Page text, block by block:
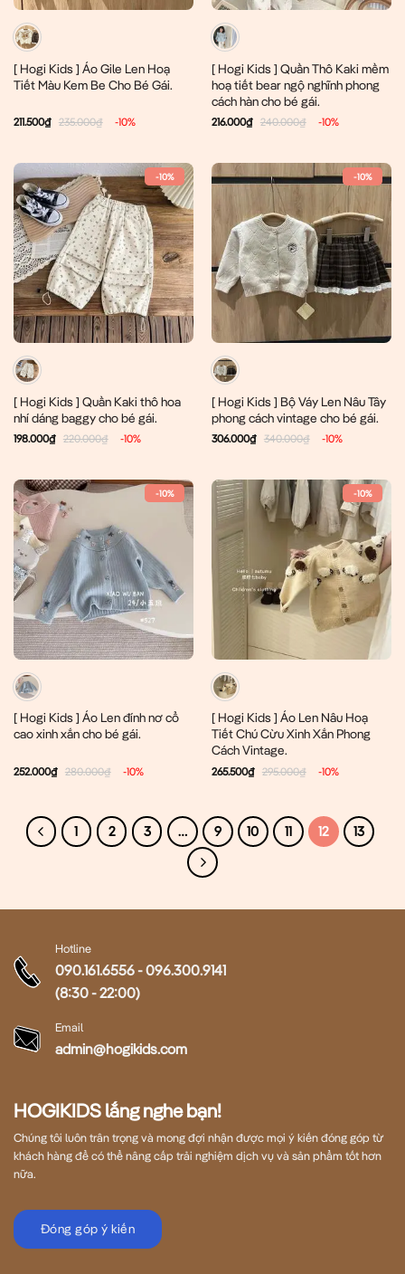
[ Hogi Kids ] Áo Gile Len Hoạ
Tiết Màu Kem Be Cho Bé Gái.
211.500₫ 235.000₫ -10%
[ Hogi Kids ] Quần Thô Kaki mềm
hoạ tiết bear ngộ nghĩnh phong
cách hàn cho bé gái.
216.000₫ 240.000₫ -10%
-10%
[ Hogi Kids ] Quần Kaki thô hoa
nhí dáng baggy cho bé gái.
198.000₫ 220.000₫ -10%
-10%
[ Hogi Kids ] Bộ Váy Len Nâu Tây
phong cách vintage cho bé gái.
306.000₫ 340.000₫ -10%
-10%
[ Hogi Kids ] Áo Len đính nơ cổ
cao xinh xắn cho bé gái.
252.000₫ 280.000₫ -10%
-10%
[ Hogi Kids ] Áo Len Nâu Hoạ
Tiết Chú Cừu Xinh Xắn Phong
Cách Vintage.
265.500₫ 295.000₫ -10%
1 2 3 … 9 10 11 12 13
HOGIKIDS lắng nghe bạn!
Chúng tôi luôn trân trọng và mong đợi nhận được mọi ý kiến đóng góp từ
khách hàng để có thể nâng cấp trải nghiệm dịch vụ và sản phẩm tốt hơn
nữa.
Đóng góp ý kiến
Hotline
090.161.6556-096.300.9141
(8:30 - 22:00)
Email
admin@hogikids.com